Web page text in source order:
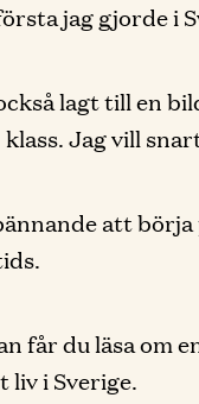
jag gjorde i
lagt till en
Jag vill
att börja
får du läsa om
liv i Sverige.